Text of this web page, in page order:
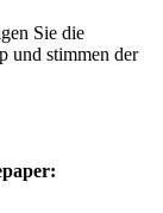
Sie die
und stimmen der